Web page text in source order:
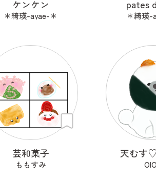
ケンケン
＊綺瑛-ayae-＊
pates
＊綺瑛-
芸和菓子
ももすみ
天むす